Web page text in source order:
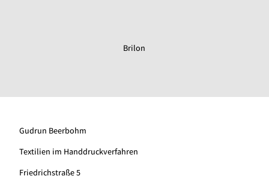
Brilon
Gudrun Beerbohm
Textilien im Handdruckverfahren
Friedrichstraße 5